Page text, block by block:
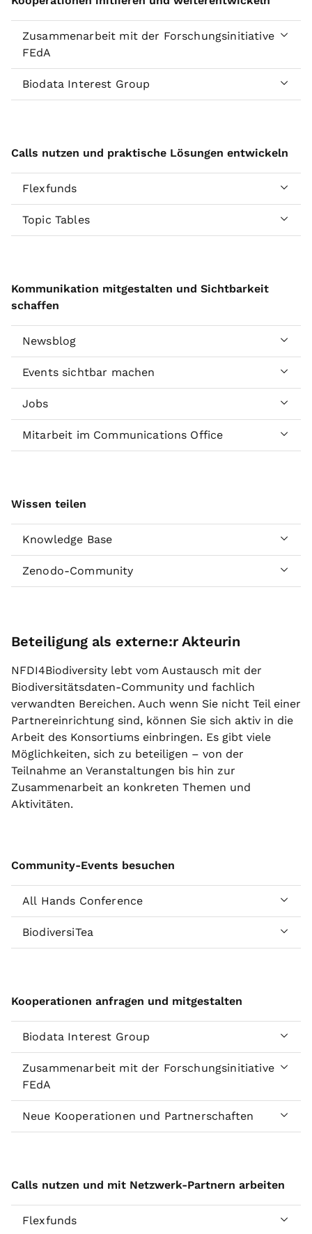
Zusammenarbeit mit der Forschungsinitiative
FEdA
Biodata Interest Group
Calls nutzen und praktische Lösungen entwickeln
Flexfunds
Topic Tables
Kommunikation mitgestalten und Sichtbarkeit
schaffen
Newsblog
Events sichtbar machen
Jobs
Mitarbeit im Communications Office
Wissen teilen
Knowledge Base
Zenodo-Community
Beteiligung als externe:r Akteurin
NFDI4Biodiversity lebt vom Austausch mit der
Biodiversitätsdaten-Community und fachlich
verwandten Bereichen. Auch wenn Sie nicht Teil einer
Partnereinrichtung sind, können Sie sich aktiv in die
Arbeit des Konsortiums einbringen. Es gibt viele
Möglichkeiten, sich zu beteiligen – von der
Teilnahme an Veranstaltungen bis hin zur
Zusammenarbeit an konkreten Themen und
Aktivitäten.
Community-Events besuchen
All Hands Conference
BiodiversiTea
Kooperationen anfragen und mitgestalten
Biodata Interest Group
Zusammenarbeit mit der Forschungsinitiative
FEdA
Neue Kooperationen und Partnerschaften
Calls nutzen und mit Netzwerk-Partnern arbeiten
Flexfunds